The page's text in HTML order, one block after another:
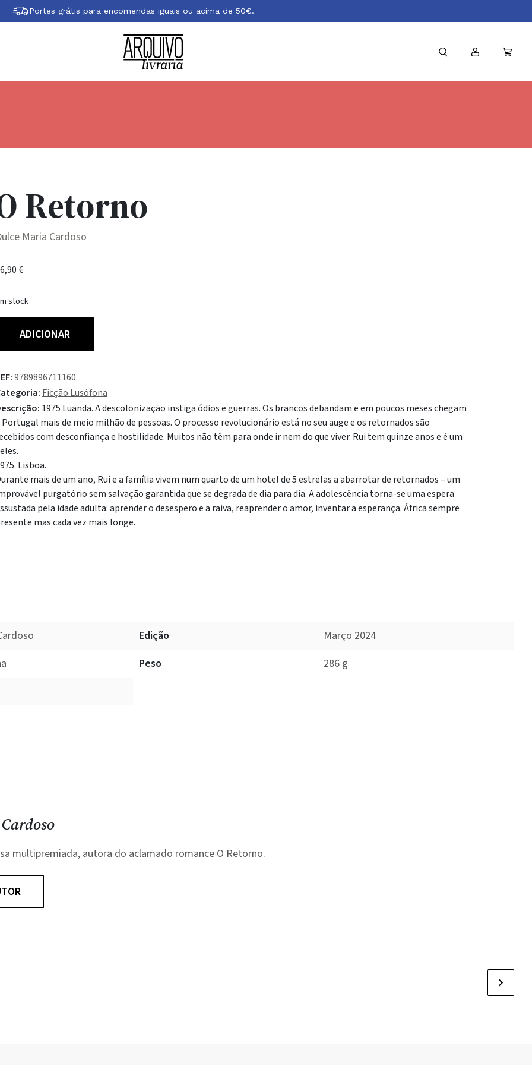
Portes grátis para encomendas iguais ou acima de 50€.
Retorno
Maria Cardoso
€
stock
ADICIONAR
9789896711160
Ficção Lusófona
1975 Luanda. A descolonização instiga ódios e guerras. Os brancos debandam e em poucos meses chegam
Portugal mais de meio milhão de pessoas. O processo revolucionário está no seu auge e os retornados são
com desconfiança e hostilidade. Muitos não têm para onde ir nem do que viver. Rui tem quinze anos e é um
Lisboa.
mais de um ano, Rui e a família vivem num quarto de um hotel de 5 estrelas a abarrotar de retornados – um
purgatório sem salvação garantida que se degrada de dia para dia. A adolescência torna-se uma espera
pela idade adulta: aprender o desespero e a raiva, reaprender o amor, inventar a esperança. África sempre
mas cada vez mais longe.
Edição
Março 2024
Peso
286 g
multipremiada, autora do aclamado romance O Retorno.